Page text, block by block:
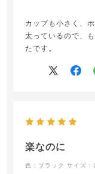
カップも小さく、
太っているので、
たです。
楽なのに
色：ブラック サイズ：